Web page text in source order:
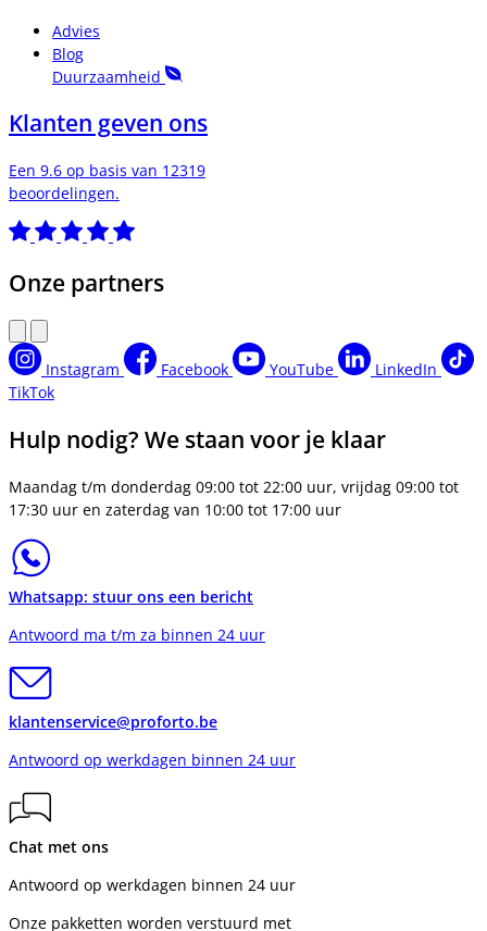
Advies
Blog
Duurzaamheid
Klanten geven ons
Een 9.6 op basis van 12319
beoordelingen.
Onze partners
Instagram Facebook YouTube
LinkedIn
TikTok
Hulp nodig? We staan voor je klaar
Maandag t/m donderdag 09:00 tot 22:00 uur, vrijdag 09:00 tot
17:30 uur en zaterdag van 10:00 tot 17:00 uur
Whatsapp: stuur ons een bericht
Antwoord ma t/m za binnen 24 uur
klantenservice@proforto.be
Antwoord op werkdagen binnen 24 uur
Chat met ons
Antwoord op werkdagen binnen 24 uur
Onze pakketten worden verstuurd met